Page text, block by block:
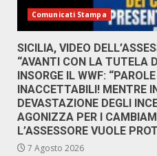
Comunicati Stampa
SICILIA, VIDEO
“AVANTI CON LA TUTELA
INSORGE IL WWF:
INACCETTABILI! MENTRE
DEVASTAZIONE DEGLI
AGONIZZA PER I
L’ASSESSORE VUOLE
7 Agosto 2026